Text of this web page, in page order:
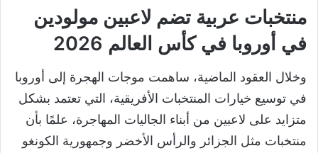
منتخبات عربية تضم لاعبين مولودين
في أوروبا في كأس العالم 2026
وخلال العقود الماضية، ساهمت موجات الهجرة إلى أوروبا
في توسيع خيارات المنتخبات الأفريقية، التي تعتمد بشكل
متزايد على لاعبين من أبناء الجاليات المهاجرة، علمًا بأن
منتخبات مثل الجزائر والرأس الأخضر وجمهورية الكونغو